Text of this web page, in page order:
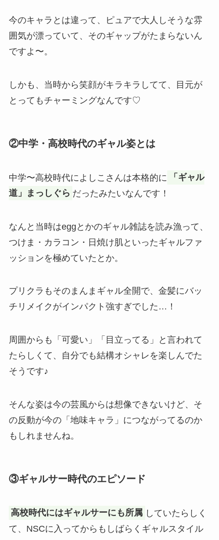
今のキャラとは違って、ピュアで大人しそうな雰
囲気が漂っていて、そのギャップがたまらないん
ですよ〜。
しかも、当時から笑顔がキラキラしてて、目元が
とってもチャーミングなんです♡
②中学・高校時代のギャル姿とは
中学〜高校時代によしこさんは本格的に
「ギャル
道」まっしぐら だったみたいなんです！
なんと当時はeggとかのギャル雑誌を読み漁って、
つけま・カラコン・日焼け肌といったギャルファ
ッションを極めていたとか。
プリクラもそのまんまギャル全開で、金髪にバッ
チリメイクがインパクト強すぎでした…！
周囲からも「可愛い」「目立ってる」と言われて
たらしくて、自分でも結構オシャレを楽しんでた
そうです♪
そんな姿は今の芸風からは想像できないけど、そ
の反動が今の「地味キャラ」につながってるのか
もしれませんね。
③ギャルサー時代のエピソード
高校時代にはギャルサーにも所属 していたらしく
て、NSCに入ってからもしばらくギャルスタイル